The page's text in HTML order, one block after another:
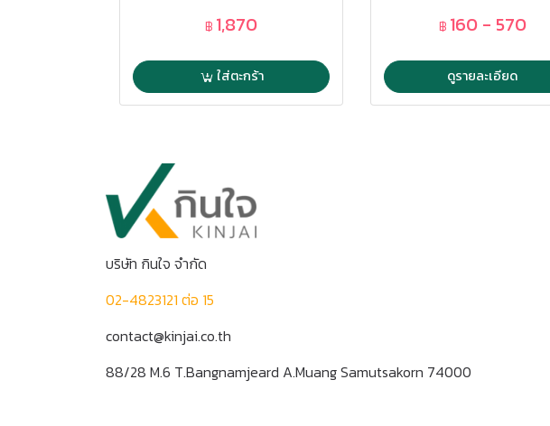
฿ 1,870
ใส่ตะกร้า
฿ 160 - 570
ดูรายละเอียด
บริษัท กินใจ จำกัด
02-4823121 ต่อ 15
contact@kinjai.co.th
88/28 M.6 T.Bangnamjeard A.Muang Samutsakorn 74000